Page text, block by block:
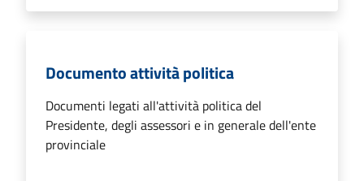
Documento attività politica
Documenti legati all'attività politica del
Presidente, degli assessori e in generale dell'ente
provinciale